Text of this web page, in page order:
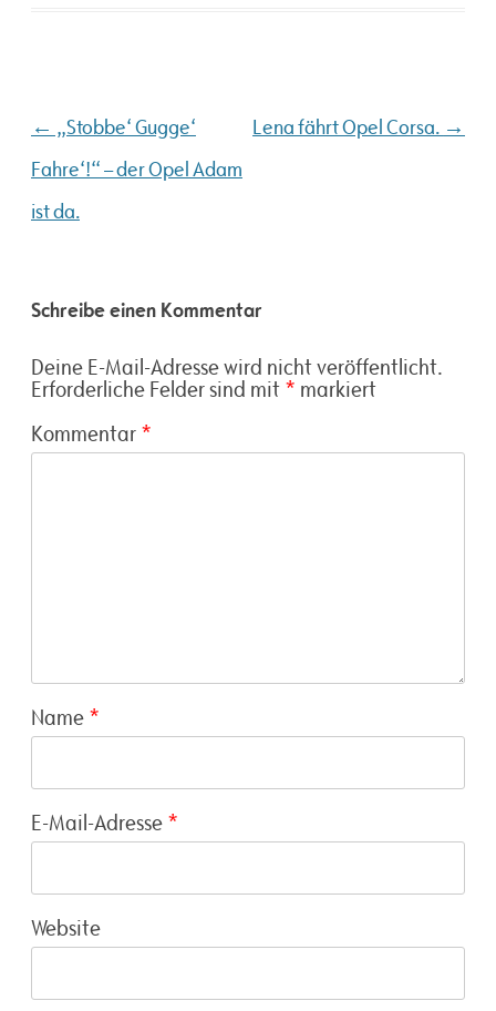
Beitragsnavigation
← „Stobbe‘ Gugge‘
Fahre‘!“ – der Opel Adam
ist da.
Lena fährt Opel Corsa. →
Schreibe einen Kommentar
Deine E-Mail-Adresse wird nicht veröffentlicht.
Erforderliche Felder sind mit * markiert
Kommentar *
Name *
E-Mail-Adresse *
Website